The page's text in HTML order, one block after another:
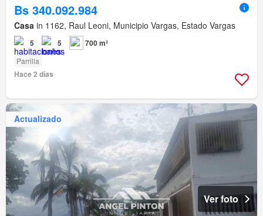
Bs 340.092.984
Casa in 1162, Raul Leoni, Municipio Vargas, Estado Vargas
5 5 700 m²
Parrilla
Hace 2 días
Actualizado
Ver foto